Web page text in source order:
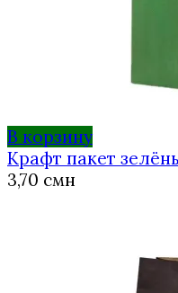
В корзину
Крафт пакет
3,70 смн